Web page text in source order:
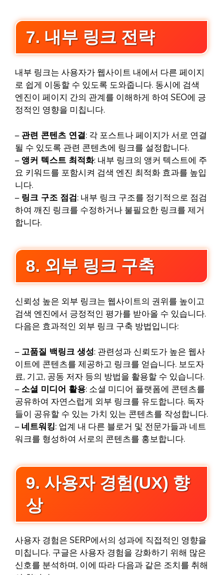
7. 내부 링크 전략
내부 링크는 사용자가 웹사이트 내에서 다른 페이지
로 쉽게 이동할 수 있도록 도와줍니다. 동시에 검색
엔진이 페이지 간의 관계를 이해하게 하여 SEO에 긍
정적인 영향을 미칩니다.
– 관련 콘텐츠 연결: 각 포스트나 페이지가 서로 연결
될 수 있도록 관련 콘텐츠에 링크를 설정합니다.
– 앵커 텍스트 최적화: 내부 링크의 앵커 텍스트에 주
요 키워드를 포함시켜 검색 엔진 최적화 효과를 높입
니다.
– 링크 구조 점검: 내부 링크 구조를 정기적으로 점검
하여 깨진 링크를 수정하거나 불필요한 링크를 제거
합니다.
8. 외부 링크 구축
신뢰성 높은 외부 링크는 웹사이트의 권위를 높이고
검색 엔진에서 긍정적인 평가를 받아올 수 있습니다.
다음은 효과적인 외부 링크 구축 방법입니다:
– 고품질 백링크 생성: 관련성과 신뢰도가 높은 웹사
이트에 콘텐츠를 제공하고 링크를 얻습니다. 보도자
료, 기고, 공동 저자 등의 방법을 활용할 수 있습니다.
– 소셜 미디어 활용: 소셜 미디어 플랫폼에 콘텐츠를
공유하여 자연스럽게 외부 링크를 유도합니다. 독자
들이 공유할 수 있는 가치 있는 콘텐츠를 작성합니다.
– 네트워킹: 업계 내 다른 블로거 및 전문가들과 네트
워크를 형성하여 서로의 콘텐츠를 홍보합니다.
9. 사용자 경험(UX) 향
상
사용자 경험은 SERP에서의 성과에 직접적인 영향을
미칩니다. 구글은 사용자 경험을 강화하기 위해 많은
신호를 분석하며, 이에 따라 다음과 같은 조치를 취해